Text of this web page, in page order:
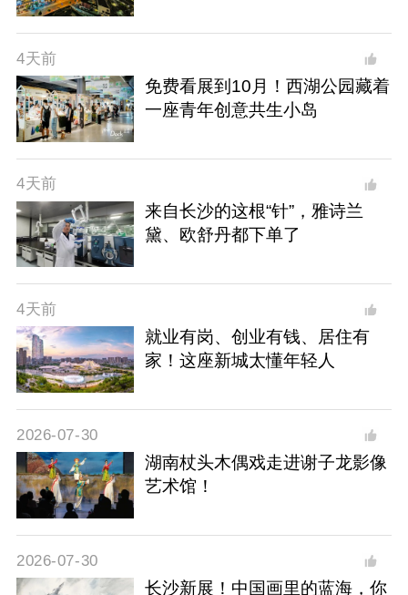
4天前
免费看展到10月！西湖公园藏着
一座青年创意共生小岛
4天前
来自长沙的这根“针”，雅诗兰
黛、欧舒丹都下单了
4天前
就业有岗、创业有钱、居住有
家！这座新城太懂年轻人
2026-07-30
湖南杖头木偶戏走进谢子龙影像
艺术馆！
2026-07-30
长沙新展！中国画里的蓝海，你